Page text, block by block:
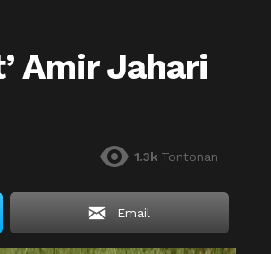
Amir Jahari
1.3k Tontonan
Email